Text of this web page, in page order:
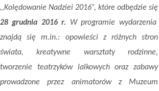
,,Kolędowanie Nadziei 2016”, które odbędzie się
28 grudnia 2016 r. W programie wydarzenia
znajdą się m.in.: opowieści z różnych stron
świata, kreatywne warsztaty rodzinne,
tworzenie teatrzyków lalkowych oraz zabawy
prowadzone przez animatorów z Muzeum